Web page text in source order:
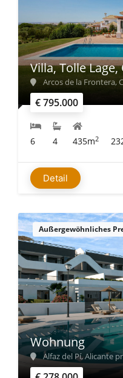
€ 795.000
Villa, Tolle
Arcos de la Frontera,
6 4 435m2
Detail
Außergewöhnliches
Wohnung
Alfaz del Pí, Alicante